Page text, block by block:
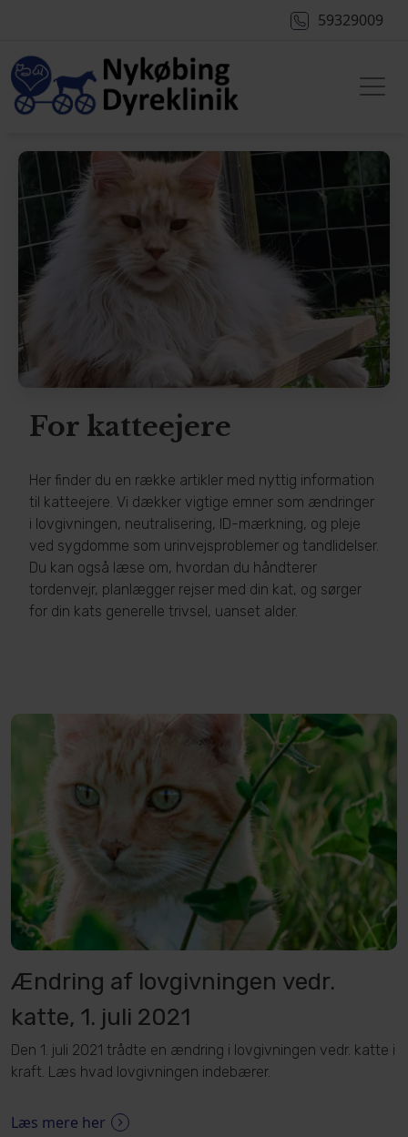
59329009
For katteejere
Her finder du en række artikler med nyttig information
til katteejere. Vi dækker vigtige emner som ændringer
i lovgivningen, neutralisering, ID-mærkning, og pleje
ved sygdomme som urinvejsproblemer og tandlidelser.
Du kan også læse om, hvordan du håndterer
tordenvejr, planlægger rejser med din kat, og sørger
for din kats generelle trivsel, uanset alder.
Ændring af lovgivningen vedr.
katte, 1. juli 2021
Den 1. juli 2021 trådte en ændring i lovgivningen vedr. katte i
kraft. Læs hvad lovgivningen indebærer.
Læs mere her